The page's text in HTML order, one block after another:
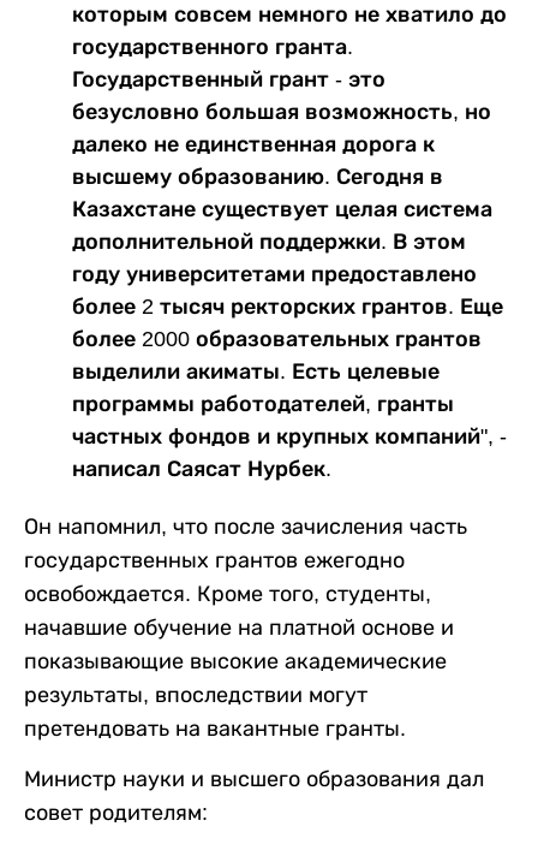
которым совсем немного не хватило до
государственного гранта.
Государственный грант - это
безусловно большая возможность, но
далеко не единственная дорога к
высшему образованию. Сегодня в
Казахстане существует целая система
дополнительной поддержки. В этом
году университетами предоставлено
более 2 тысяч ректорских грантов. Еще
более 2000 образовательных грантов
выделили акиматы. Есть целевые
программы работодателей, гранты
частных фондов и крупных компаний", -
написал Саясат Нурбек.
Он напомнил, что после зачисления часть
государственных грантов ежегодно
освобождается. Кроме того, студенты,
начавшие обучение на платной основе и
показывающие высокие академические
результаты, впоследствии могут
претендовать на вакантные гранты.
Министр науки и высшего образования дал
совет родителям: